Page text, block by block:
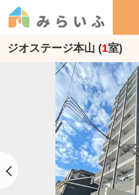
ジオステージ本山 (1室)